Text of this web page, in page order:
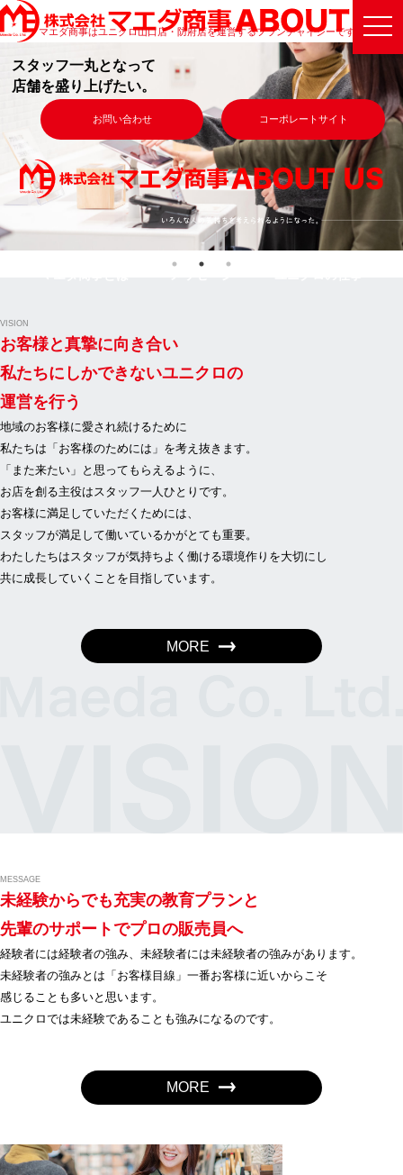
マエダ商事とは メッセージ ユニクロの仕事
マエダ商事はユニクロ山口店・防府店を運営するフランチャイジーです。
お問い合わせ コーポレートサイト
スタッフ一丸となって
店舗を盛り上げたい。
VISION
お客様と真摯に向き合い
私たちにしかできないユニクロの
運営を行う
地域のお客様に愛され続けるために
私たちは「お客様のためには」を考え抜きます。
「また来たい」と思ってもらえるように、
お店を創る主役はスタッフ一人ひとりです。
お客様に満足していただくためには、
スタッフが満足して働いているかがとても重要。
わたしたちはスタッフが気持ちよく働ける環境作りを大切にし
共に成長していくことを目指しています。
MORE
MESSAGE
未経験からでも充実の教育プランと
先輩のサポートでプロの販売員へ
経験者には経験者の強み、未経験者には未経験者の強みがあります。
未経験者の強みとは「お客様目線」一番お客様に近いからこそ
感じることも多いと思います。
ユニクロでは未経験であることも強みになるのです。
MORE